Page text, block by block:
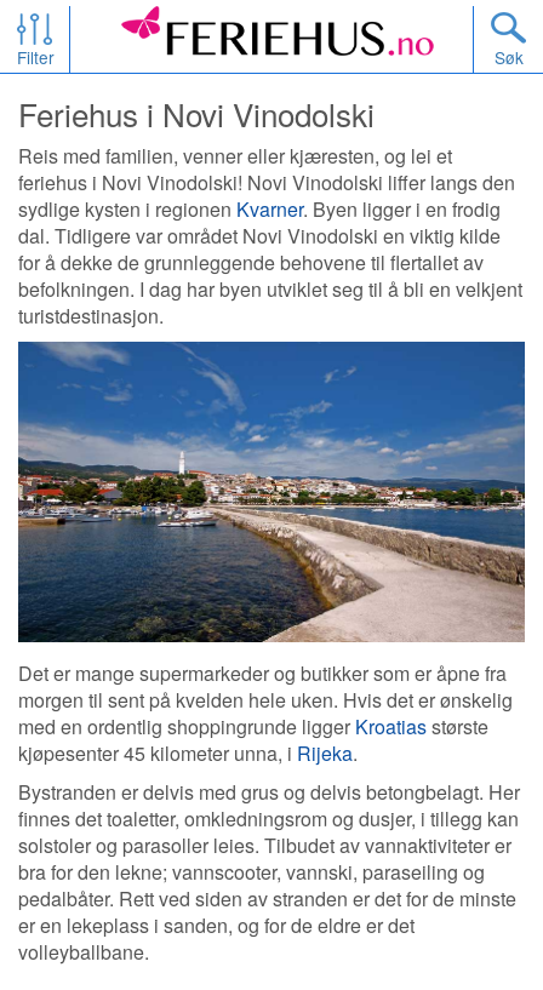
Filter Søk
Feriehus i Novi Vinodolski
Reis med familien, venner eller kjæresten, og lei et
feriehus i Novi Vinodolski! Novi Vinodolski liffer langs den
sydlige kysten i regionen Kvarner. Byen ligger i en frodig
dal. Tidligere var området Novi Vinodolski en viktig kilde
for å dekke de grunnleggende behovene til flertallet av
befolkningen. I dag har byen utviklet seg til å bli en velkjent
turistdestinasjon.
Det er mange supermarkeder og butikker som er åpne fra
morgen til sent på kvelden hele uken. Hvis det er ønskelig
med en ordentlig shoppingrunde ligger Kroatiasstørste
kjøpesenter 45 kilometer unna, i Rijeka.
Bystranden er delvis med grus og delvis betongbelagt. Her
finnes det toaletter, omkledningsrom og dusjer, i tillegg kan
solstoler og parasoller leies. Tilbudet av vannaktiviteter er
bra for den lekne; vannscooter, vannski, paraseiling og
pedalbåter. Rett ved siden av stranden er det for de minste
er en lekeplass i sanden, og for de eldre er det
volleyballbane.